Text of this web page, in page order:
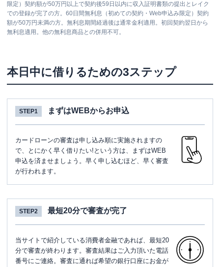
限定）契約額が50万円以上で契約後59日以内に収入証明書類の提出とレイク
での登録が完了の方。60日間無利息（初めての契約・Web申込み限定）契約
額が50万円未満の方。無利息期間経過後は通常金利適用。初回契約翌日から
無利息適用。他の無利息商品との併用不可。
本日中に借りるための3ステップ
STEP1 まずはWEBからお申込
カードローンの審査は申し込み順に実施されますの
で、とにかく早く借りたい!という方は、まずはWEB
申込を済ませましょう。早く申し込むほど、早く審査
が行われます。
STEP2 最短20分で審査が完了
当サイトで紹介している消費者金融であれば、最短20
分で審査が終わります。審査結果はご入力頂いた電話
番号にご連絡。審査に通れば希望の銀行口座にお金が